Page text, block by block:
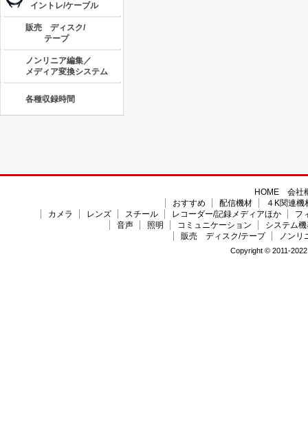
イントレ/ケーブル
販売 ディスク/
テープ
ノンリニア編集／
メディア変換システム
各種収録時間
HOME
会社
おすすめ
配信機材
４K関連機
カメラ
レンズ スチール レコーダー/記録メディアほか
フ
音声
照明 コミュニケーション
システム
販売 ディスク/テープ
ノンリ
Copyright © 2011-